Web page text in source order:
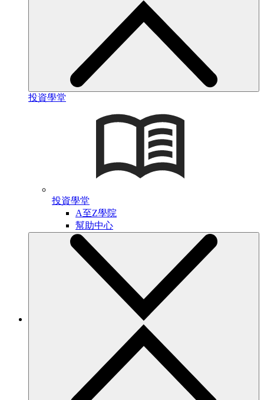
投資學堂
投資學堂
A至Z學院
幫助中心